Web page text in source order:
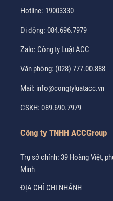
Hotline: 19003330
Di động: 084.696.7979
Zalo: Công ty Luật ACC
Văn phòng: (028) 777.00.888
Mail: info@congtyluatacc.vn
CSKH: 089.690.7979
Công ty TNHH ACCGroup
Trụ sở chính: 39 Hoàng Việt,
Minh
ĐỊA CHỈ CHI NHÁNH